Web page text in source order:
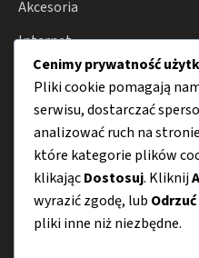
Akcesoria
Internet
Porady
Menu
O nas
Kontakt
Cenimy prywatność
Pliki cookie pomagają
serwisu, dostarczać
analizować ruch na
które kategorie plików
klikającDostosuj. Kliknij
wyrazić zgodę, lub
pliki inne niż niezbędne.